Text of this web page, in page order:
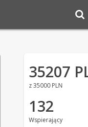
35207
z 35000 PLN
132
Wspierający